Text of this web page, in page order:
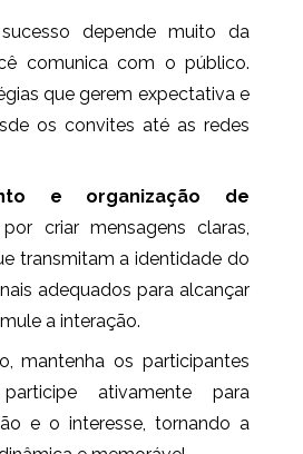
depende muito da
comunica com o público.
que gerem expectativa e
os convites até as redes
e organização de
criar mensagens claras,
transmitam a identidade do
adequados para alcançar
a interação.
mantenha os participantes
ativamente para
e o interesse, tornando a